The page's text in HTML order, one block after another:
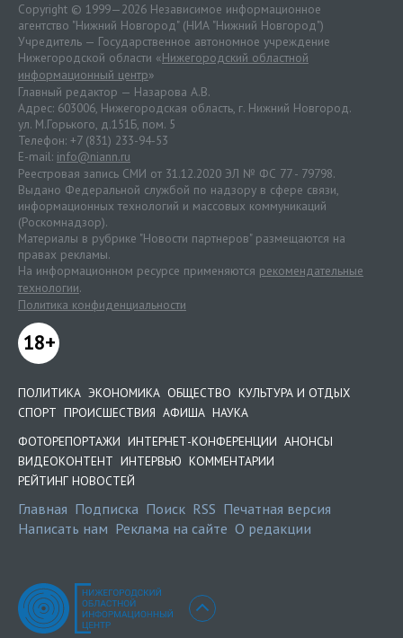
Copyright © 1999—2026 Независимое информационное
агентство "Нижний Новгород" (НИА "Нижний Новгород")
Учредитель — Государственное автономное учреждение
Нижегородской области «Нижегородский областной
информационный центр»
Главный редактор — Назарова А.В.
Адрес: 603006, Нижегородская область, г. Нижний Новгород.
ул. М.Горького, д.151Б, пом. 5
Телефон: +7 (831) 233-94-53
E-mail: info@niann.ru
Реестровая запись СМИ от 31.12.2020 ЭЛ № ФС 77 - 79798.
Выдано Федеральной службой по надзору в сфере связи,
информационных технологий и массовых коммуникаций
(Роскомнадзор).
Материалы в рубрике "Новости партнеров" размещаются на
правах рекламы.
На информационном ресурсе применяются рекомендательные
технологии.
Политика конфиденциальности
18+
ПОЛИТИКА ЭКОНОМИКА ОБЩЕСТВО КУЛЬТУРА И ОТДЫХ
СПОРТ ПРОИСШЕСТВИЯ АФИША НАУКА
ФОТОРЕПОРТАЖИ ИНТЕРНЕТ-КОНФЕРЕНЦИИ АНОНСЫ
ВИДЕОКОНТЕНТ ИНТЕРВЬЮ КОММЕНТАРИИ
РЕЙТИНГ НОВОСТЕЙ
Главная Подписка Поиск RSS Печатная версия
Написать нам Реклама на сайте О редакции